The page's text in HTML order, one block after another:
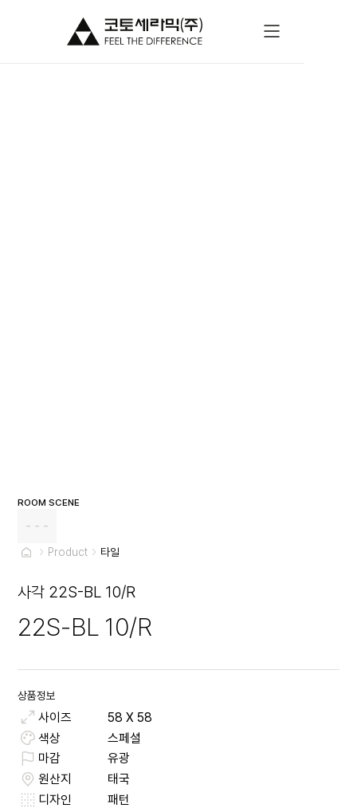
ROOM SCENE
- - -
Product 타일
사각 22S-BL 10/R
22S-BL 10/R
상품정보
사이즈 58 X 58
색상
스페셜
마감
유광
원산지
태국
디자인
패턴